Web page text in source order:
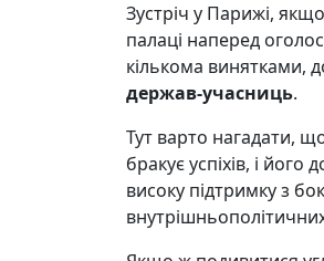
Зустріч у Парижі,
палаці наперед
кількома винятками,
держав-учасниць.
Тут варто нагадати,
бракує успіхів, і його
високу підтримку з